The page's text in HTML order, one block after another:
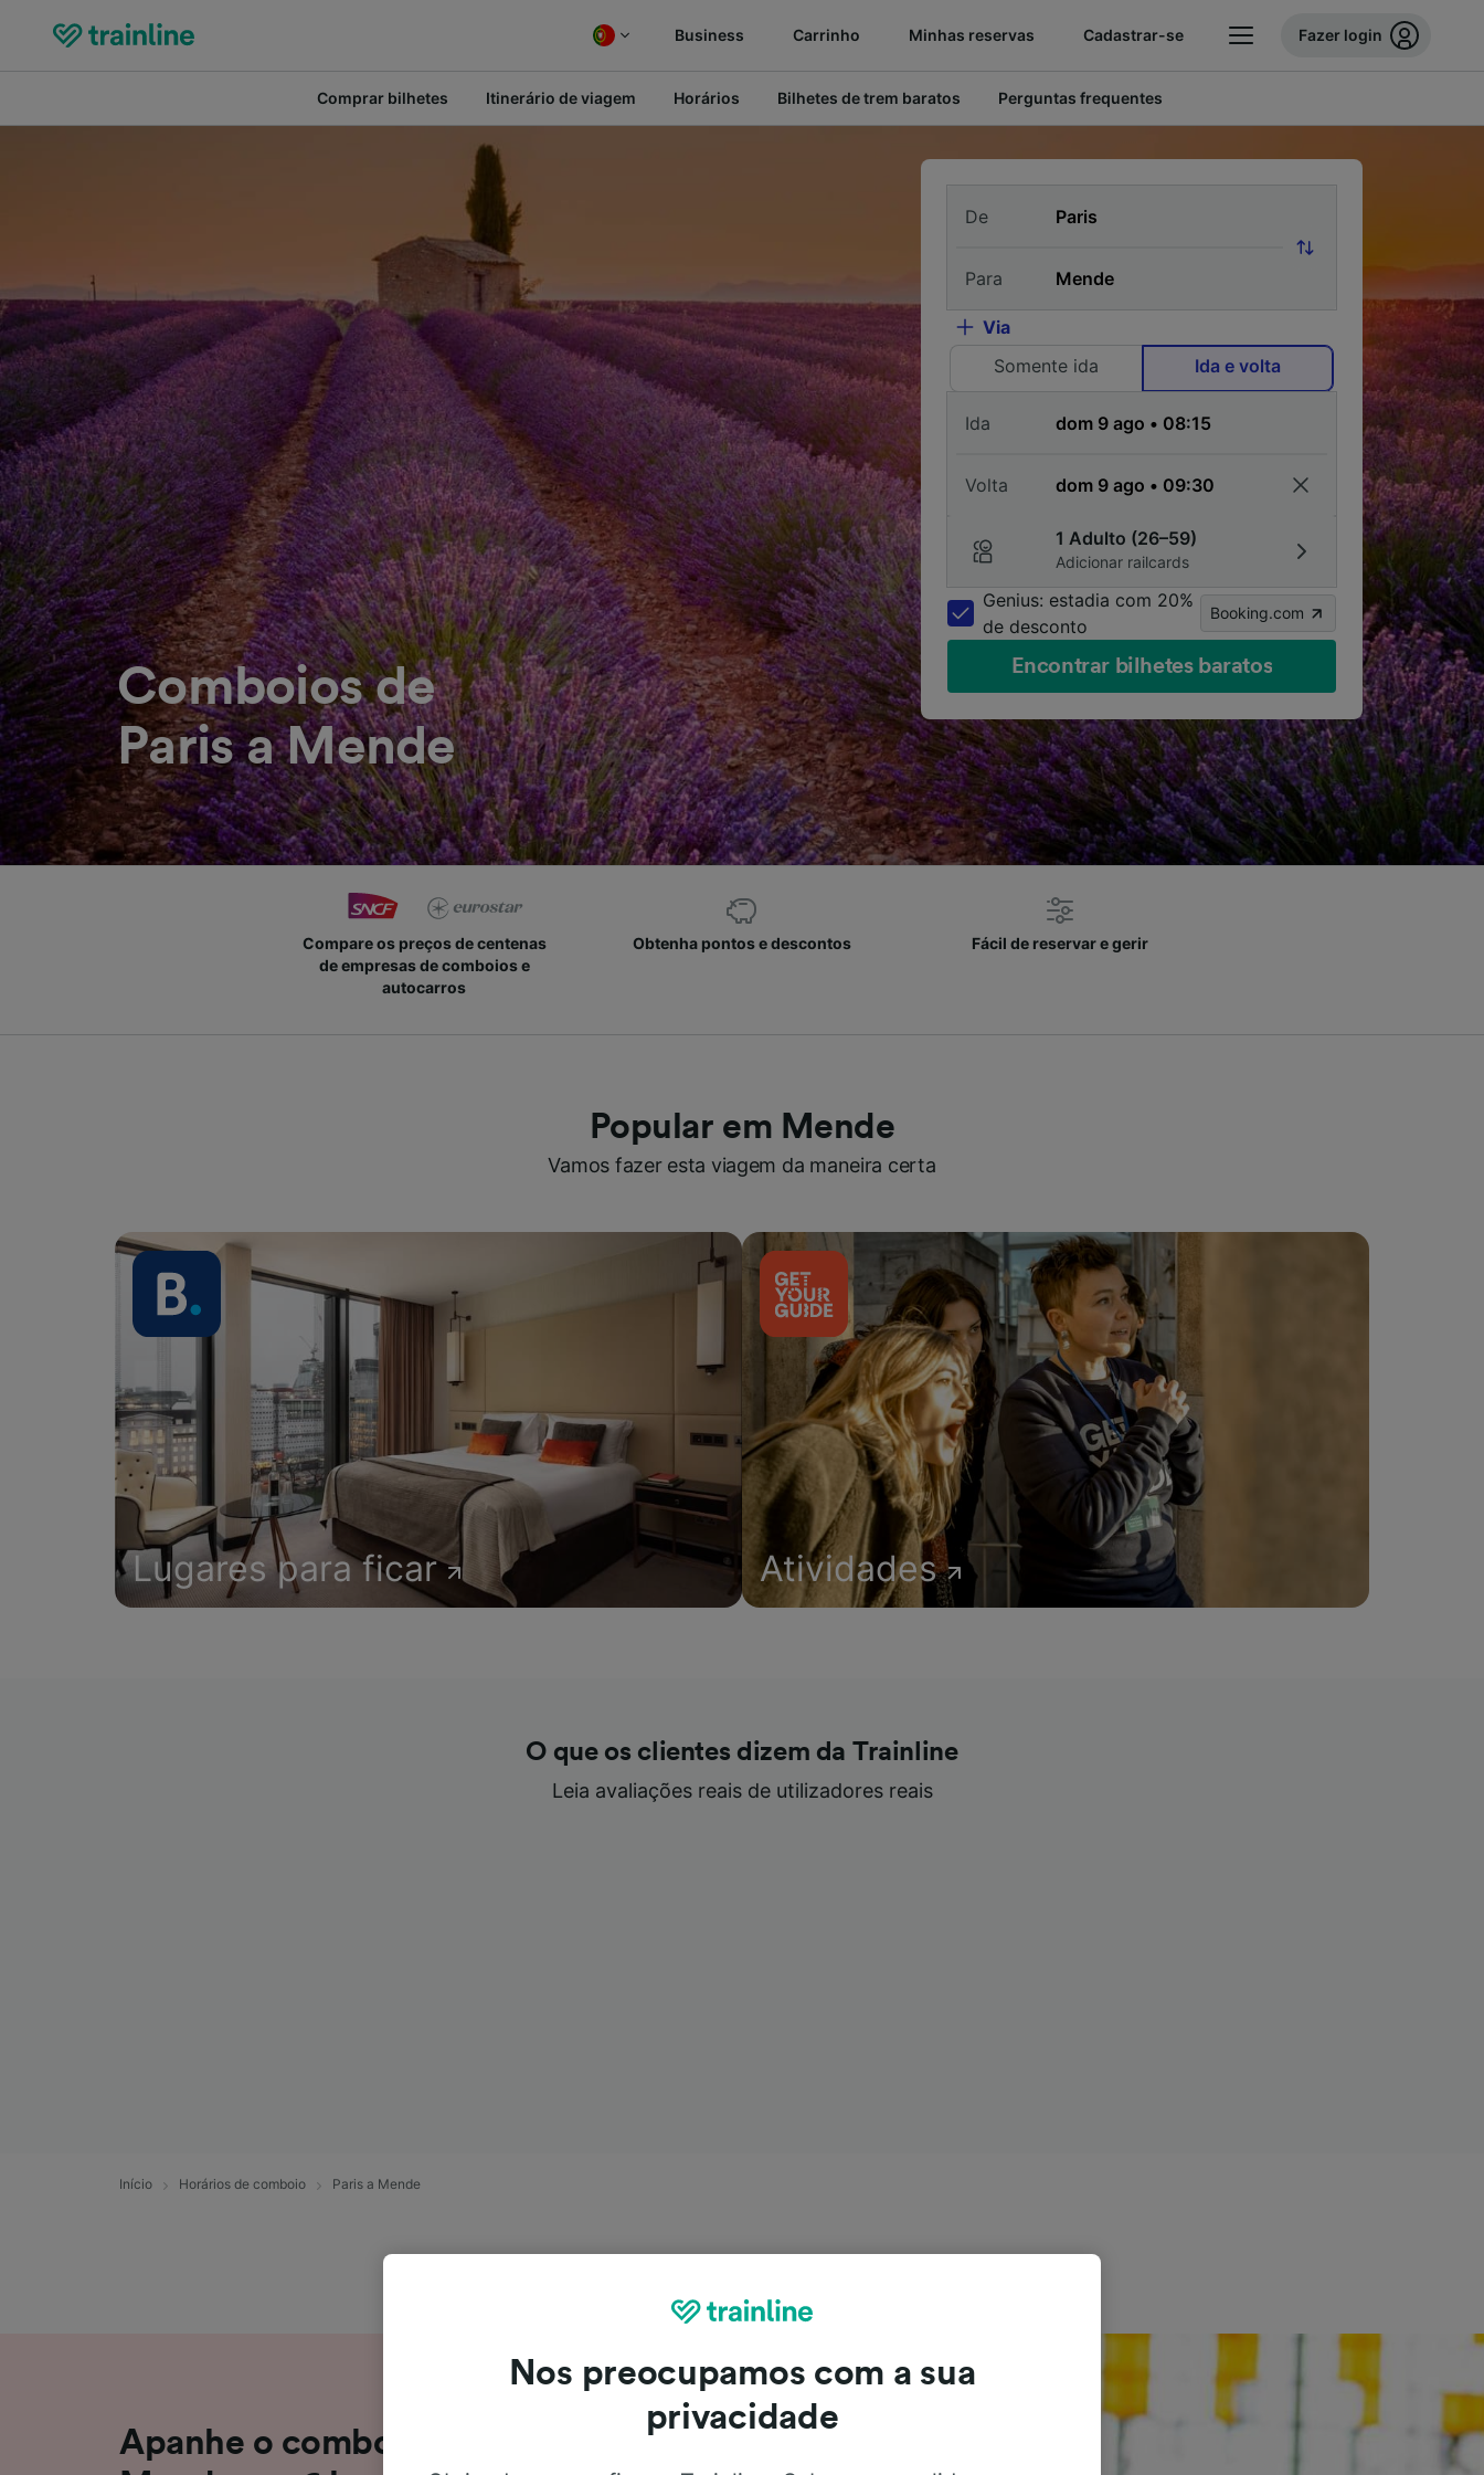
Business Carrinho Minhas reservas Cadastrar-se Fazer login
Comprar bilhetes Itinerário de viagem Horários Bilhetes de trem baratos Perguntas frequentes
Comboios de
Paris a Mende
De
Para
Via
Somente ida
Ida e volta
Ida
Volta
1 Adulto (26–59)
Adicionar railcards
Genius: estadia com 20%
de desconto
Booking.com
Encontrar bilhetes baratos
Compare os preços de centenas
de empresas de comboios e
autocarros
Obtenha pontos e descontos Fácil de reservar e gerir
Popular em Mende
Vamos fazer esta viagem da maneira certa
Lugares para ficar Atividades
O que os clientes dizem da Trainline
Leia avaliações reais de utilizadores reais
Início Horários de comboio Paris a Mende
Apanhe o comboio de Paris para
Nos preocupamos com a sua
privacidade